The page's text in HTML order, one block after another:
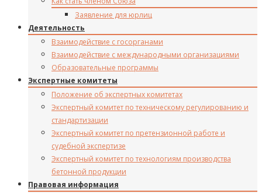
Заявление для юрлиц
Деятельность
Взаимодействие с госорганами
Взаимодействие с международными организациями
Образовательные программы
Экспертные комитеты
Положение об экспертных комитетах
Экспертный комитет по техническому регулированию и
стандартизации
Экспертный комитет по претензионной работе и
судебной экспертизе
Экспертный комитет по технологиям производства
бетонной продукции
Правовая информация